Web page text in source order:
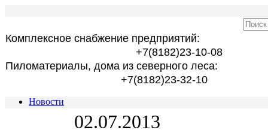
Комплексное снабжение предприятий:
+7(8182)23-10-08
Пиломатериалы, дома из северного леса:
+7(8182)23-32-10
Новости
02.07.2013